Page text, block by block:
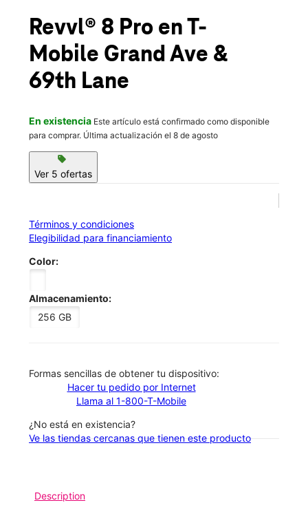
location_on
6965 Grand Ave Maspeth, NY 11378
Revvl® 8 Pro en T-
Mobile Grand Ave &
69th Lane
En existencia Este artículo está confirmado como disponible
para comprar. Última actualización el 8 de agosto
sell
Ver 5 ofertas
Términos y condiciones
Elegibilidad para financiamiento
Color:
Almacenamiento:
256 GB
​​​​​​​Formas sencillas de obtener tu dispositivo:
Hacer tu pedido por Internet
Llama al 1-800-T-Mobile
¿No está en existencia?
Ve las tiendas cercanas que tienen este producto
Description